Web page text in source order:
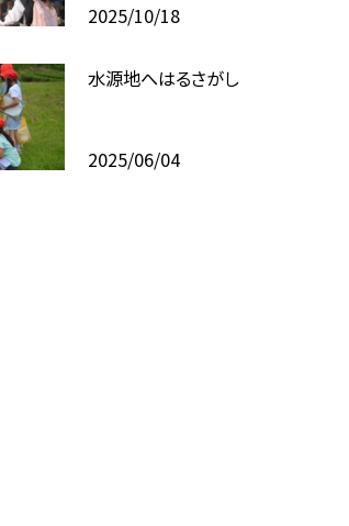
2025/10/18
水源地へはるさがし
2025/06/04